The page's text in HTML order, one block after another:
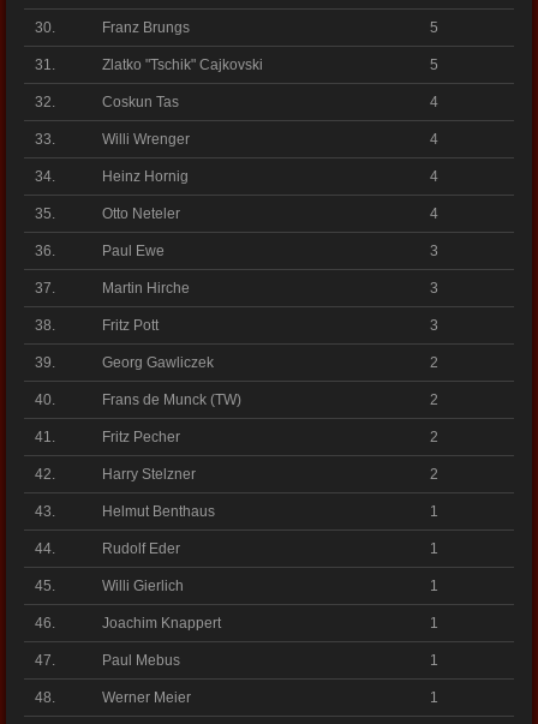
30. Franz Brungs 5
31. Zlatko "Tschik" Cajkovski 5
32. Coskun Tas 4
33. Willi Wrenger 4
34. Heinz Hornig 4
35. Otto Neteler 4
36. Paul Ewe 3
37. Martin Hirche 3
38. Fritz Pott 3
39. Georg Gawliczek 2
40. Frans de Munck (TW) 2
41. Fritz Pecher 2
42. Harry Stelzner 2
43. Helmut Benthaus 1
44. Rudolf Eder 1
45. Willi Gierlich 1
46. Joachim Knappert 1
47. Paul Mebus 1
48. Werner Meier 1